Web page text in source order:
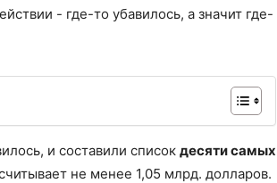
- где-то убавилось, а значит где-
и составили список десяти самых
не менее 1,05 млрд. долларов.